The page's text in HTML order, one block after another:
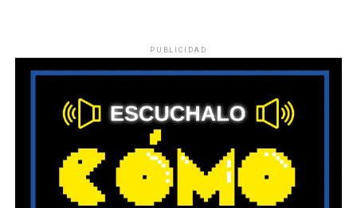
PUBLICIDAD